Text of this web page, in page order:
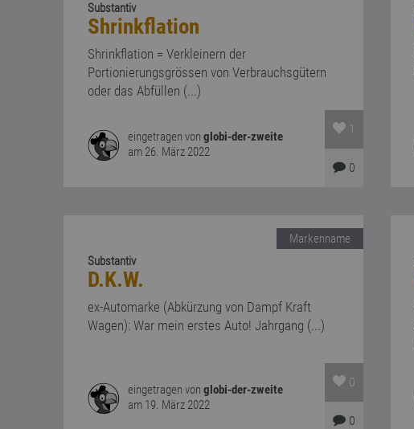
Substantiv
Shrinkflation
Shrinkflation = Verkleinern der
Portionierungsgrössen von Verbrauchsgütern
oder das Abfüllen (...)
eingetragen von globi-der-zweite
am 26. März 2022
1
0
Markenname
Substantiv
D.K.W.
ex-Automarke (Abkürzung von Dampf Kraft
Wagen): War mein erstes Auto! Jahrgang (...)
eingetragen von globi-der-zweite
am 19. März 2022
0
0